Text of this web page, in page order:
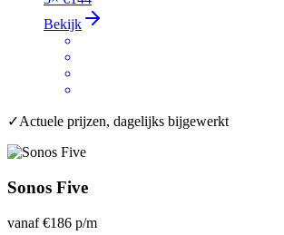
Bekijk
✓Actuele prijzen, dagelijks bijgewerkt
Sonos Five
vanaf€186 p/m